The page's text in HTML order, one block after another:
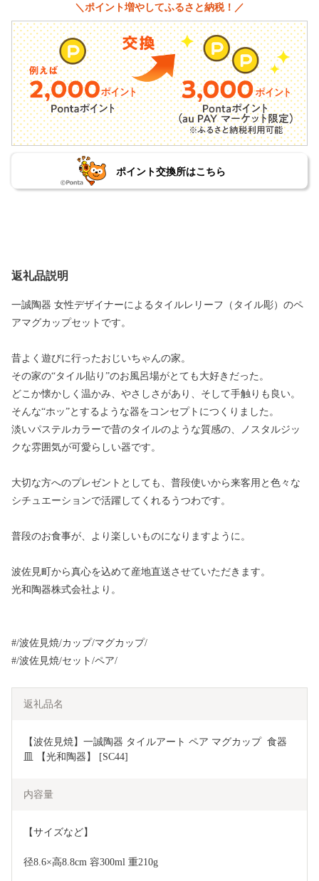
＼ポイント増やしてふるさと納税！／
ポイント交換所はこちら
返礼品説明
一誠陶器 女性デザイナーによるタイルレリーフ（タイル彫）のペ
アマグカップセットです。
昔よく遊びに行ったおじいちゃんの家。
その家の“タイル貼り”のお風呂場がとても大好きだった。
どこか懐かしく温かみ、やさしさがあり、そして手触りも良い。
そんな“ホッ”とするような器をコンセプトにつくりました。
淡いパステルカラーで昔のタイルのような質感の、ノスタルジッ
クな雰囲気が可愛らしい器です。
大切な方へのプレゼントとしても、普段使いから来客用と色々な
シチュエーションで活躍してくれるうつわです。
普段のお食事が、より楽しいものになりますように。
波佐見町から真心を込めて産地直送させていただきます。
光和陶器株式会社より。
#/波佐見焼/カップ/マグカップ/
#/波佐見焼/セット/ペア/
返礼品名
【波佐見焼】一誠陶器 タイルアート ペア マグカップ  食器
皿 【光和陶器】 [SC44]
内容量
【サイズなど】
径8.6×高8.8cm 容300ml 重210g